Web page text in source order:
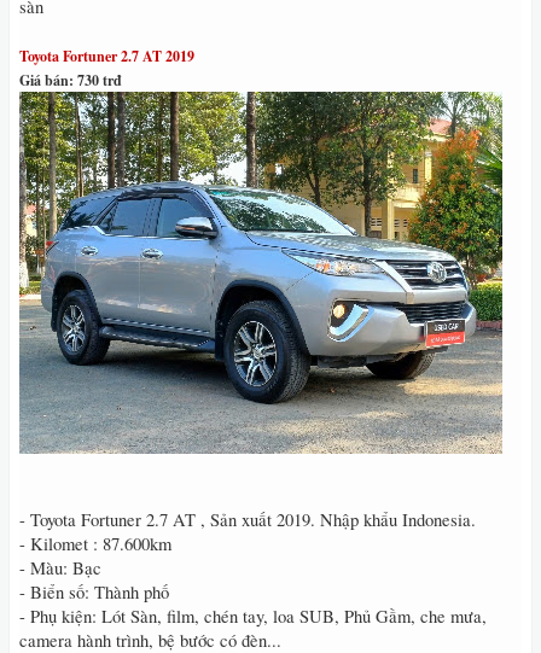
sàn
Toyota Fortuner 2.7 AT 2019
Giá bán: 730 trđ
- Toyota Fortuner 2.7 AT , Sản xuất 2019. Nhập khẩu Indonesia.
- Kilomet : 87.600km
- Màu: Bạc
- Biển số: Thành phố
- Phụ kiện: Lót Sàn, film, chén tay, loa SUB, Phủ Gầm, che mưa,
camera hành trình, bệ bước có đèn...